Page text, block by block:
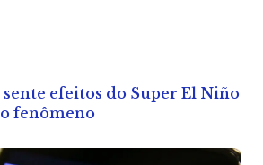
efeitos do Super El Niño
fenômeno